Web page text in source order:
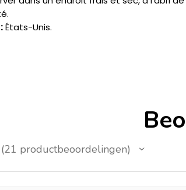
États-Unis.
21 productbeoordelingen
21